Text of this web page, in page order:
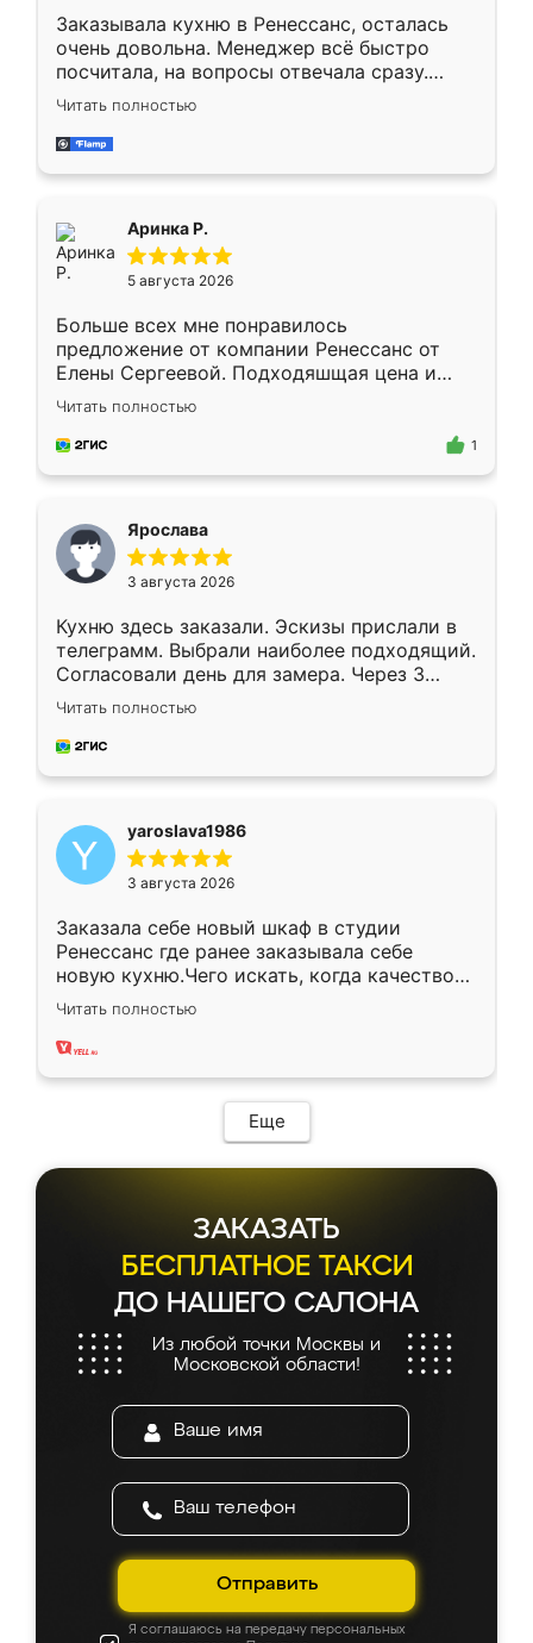
Заказывала кухню в Ренессанс, осталась
очень довольна. Менеджер всё быстро
посчитала, на вопросы отвечала сразу.
Замерщик приехал в субботу, подошёл к
делу со всей ответственностью. Собрали
за день, ребята работали аккуратно, даже
Читать полностью
Аринка Р.
5 августа 2026
Больше всех мне понравилось
предложение от компании Ренессанс от
Елены Сергеевой. Подходяшщая цена и
короткие сроки изготовления. Приехавший
для замера сотрудник Владислав
предложил по моему эскизу самый
Читать полностью
1
Ярослава
3 августа 2026
Кухню здесь заказали. Эскизы прислали в
телеграмм. Выбрали наиболее подходящий.
Согласовали день для замера. Через 3
недели кухня была уже готова. Остались
довольны работой. Спасибо Ренессанс
мебель за качественную работу!
Читать полностью
yaroslava1986
3 августа 2026
Заказала себе новый шкаф в студии
Ренессанс где ранее заказывала себе
новую кухню.Чего искать, когда качеством
вполне довольна. Служит кухня уже почти
два года, нареканий нет.
Читать полностью
Еще
ЗАКАЗАТЬ
БЕСПЛАТНОЕ ТАКСИ
ДО НАШЕГО САЛОНА
Из любой точки Москвы и
Московской области!
Отправить
Я соглашаюсь на передачу персональных